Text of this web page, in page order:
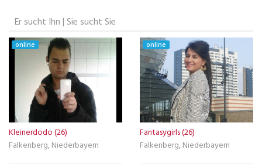
Er sucht Ihn | Sie sucht Sie
online
Kleinerdodo (26)
Falkenberg, Niederbayern
online
Fantasygirls (26)
Falkenberg, Niederbayern